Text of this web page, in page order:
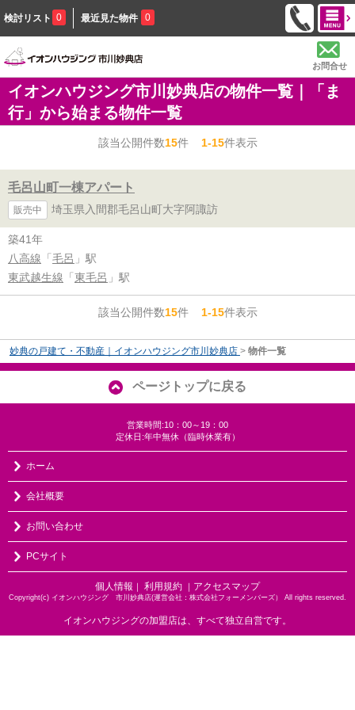
検討リスト 0 最近見た物件 0
お問合せ
イオンハウジング市川妙典店の物件一覧｜「ま
行」から始まる物件一覧
該当公開件数15件1-15件表示
毛呂山町一棟アパート
販売中 埼玉県入間郡毛呂山町大字阿諏訪
築41年
八高線 「 毛呂 」駅
東武越生線 「 東毛呂 」駅
該当公開件数15件1-15件表示
妙典の戸建て・不動産｜イオンハウジング市川妙典店 > 物件一覧
ページトップに戻る
営業時間:10：00～19：00
定休日:年中無休（臨時休業有）
ホーム
会社概要
お問い合わせ
PCサイト
個人情報 ｜ 利用規約 ｜ アクセスマップ
Copyright(c) イオンハウジング 市川妙典店(運営会社：株式会社フォーメンバーズ） All rights reserved.
イオンハウジングの加盟店は、すべて独立自営です。